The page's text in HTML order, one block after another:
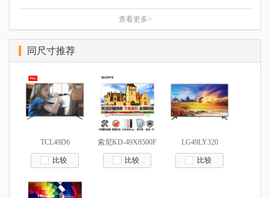
查看更多>
同尺寸推荐
TCL49D6
比较
索尼KD-49X8500F
比较
LG49LY320
比较